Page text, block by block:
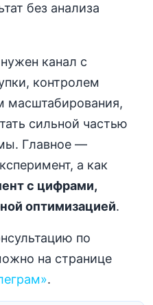
без анализа
канал с
контролем
масштабирования,
сильной частью
Главное —
а как
с цифрами,
оптимизацией.
по
на странице
.